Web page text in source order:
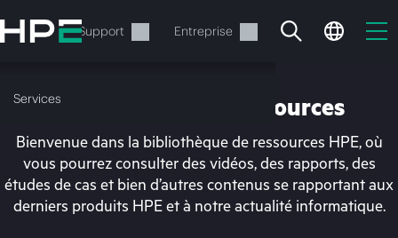
au
contenu
Services Support Entreprise
ServicesBibliothèque de ressources
Bienvenue dans la bibliothèque de ressources HPE, où
vous pourrez consulter des vidéos, des rapports, des
études de cas et bien d’autres contenus se rapportant aux
derniers produits HPE et à notre actualité informatique.